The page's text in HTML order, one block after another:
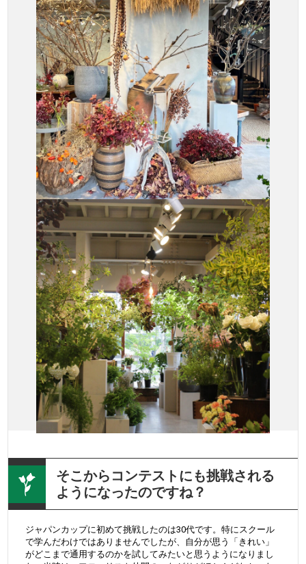
そこからコンテストにも挑戦される
ようになったのですね？
ジャパンカップに初めて挑戦したのは30代です。特にスクール
で学んだわけではありませんでしたが、自分が思う「きれい」
がどこまで通用するのかを試してみたいと思うようになりまし